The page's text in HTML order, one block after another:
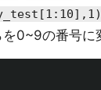
0~9の番号に